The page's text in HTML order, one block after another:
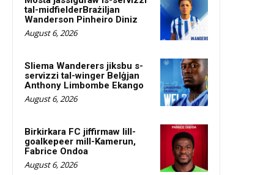
tal-midfielderBrażiljan
Wanderson Pinheiro Diniz
August 6, 2026
Sliema Wanderers jiksbu s-
servizzi tal-winger Belġjan
Anthony Limbombe Ekango
August 6, 2026
Birkirkara FC jiffirmaw lill-
goalkepeer mill-Kamerun,
Fabrice Ondoa
August 6, 2026